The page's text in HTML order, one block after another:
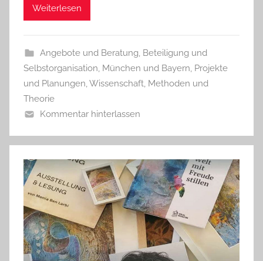
Weiterlesen
Angebote und Beratung Beteiligung und
Selbstorganisation München und Bayern Projekte
und Planungen Wissenschaft, Methoden und
Theorie
Kommentar hinterlassen